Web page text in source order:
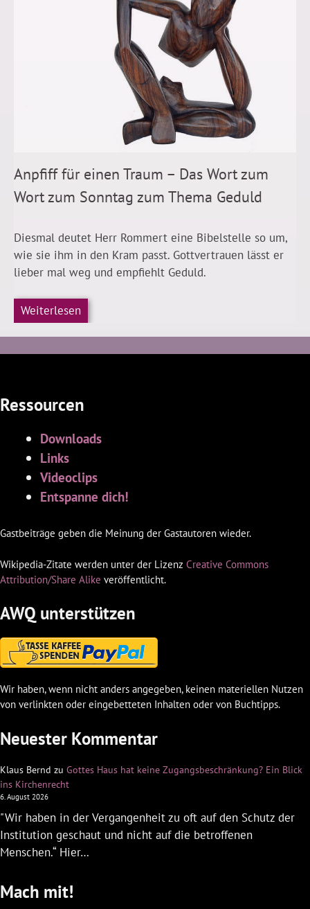
Anpfiff für einen Traum – Das Wort zum
Wort zum Sonntag zum Thema Geduld
Diesmal deutet Herr Rommert eine Bibelstelle so um,
wie sie ihm in den Kram passt. Gottvertrauen lässt er
lieber mal weg und empfiehlt Geduld.
Weiterlesen
Ressourcen
Downloads
Links
Videoclips
Entspanne dich!
Gastbeiträge geben die Meinung der Gastautoren wieder.
Wikipedia-Zitate werden unter der Lizenz Creative Commons
Attribution/Share Alike veröffentlicht.
AWQ unterstützen
Wir haben, wenn nicht anders angegeben, keinen materiellen Nutzen
von verlinkten oder eingebetteten Inhalten oder von Buchtipps.
Neuester Kommentar
Klaus Bernd zu Gottes Haus hat keine Zugangsbeschränkung? Ein Blick
ins Kirchenrecht
6. August 2026
"Wir haben in der Vergangenheit zu oft auf den Schutz der
Institution geschaut und nicht auf die betroffenen
Menschen.“ Hier…
Mach mit!